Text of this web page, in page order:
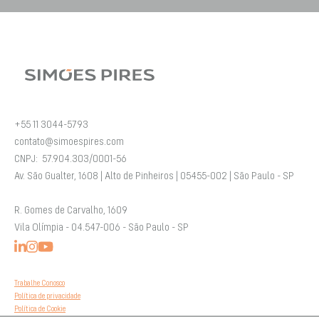
+55 11 3044-5793
contato@simoespires.com
CNPJ: 57.904.303/0001-56
Av. São Gualter, 1608 | Alto de Pinheiros | 05455-002 | São Paulo - SP
R. Gomes de Carvalho, 1609
Vila Olímpia - 04.547-006 - São Paulo - SP
Trabalhe Conosco
Política de privacidade
Política de Cookie